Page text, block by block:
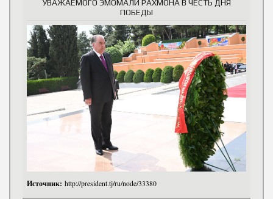
УВАЖАЕМОГО ЭМОМАЛИ РАХМОНА В ЧЕСТЬ ДНЯ
ПОБЕДЫ
Источник: http://president.tj/ru/node/33380